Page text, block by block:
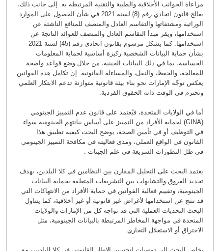
مراعاة الجوانب الأخلاقية والطبية والتقنية المرتبطة به. إلى جانب ذلك،
يعالج قانون اتحادي رقم (8) لسنة 2021 في شأن الحصول على الموارد
الوراثية ومشتقاتها والتقاسم العادل والمنصف للمنافع الناشئة عن
استخدامها، ويقر مبدأ التقاسم العادل والمنصف للعوائد الناتجة عن
استخدامها. كما يشكل مرسوم بقانون اتحادي رقم (45) لسنة 2021
بشأن حماية البيانات الشخصية ركيزة أساسية لحماية المعلومات
الحساسة، بما في ذلك البيانات الجينية، من خلال وضع قواعد واضحة
للمعالجة، والحفظ، والنقل، والمساءلة القانونية. إن تكامل هذه القوانين
يعكس توجّه الإمارات نحو بناء بيئة قانونية متوازنة تدعم الابتكار العلمي
وتحترم في الوقت ذاته الحقوق الفردية.
أما في الولايات المتحدة، فيُعتمد على قانون عدم التمييز الجينومي
(GINA) لحماية الأفراد من التمييز على أساس بيانتهم الجينومية سواء
في التوظيف أو في تأمين الصحة، يوضح البحث كيفية تطبيق هذا
القانون في الواقع العملي، ومدى فعاليته في مكافحة التمييز الجينومي
في ظل التطورات السريعة في علم الجينات .
يعتمد البحث على التحليل المقارن بين النظامين في كلا البلدين، بهدف
تحديد الفروق والتشابهات بين التشريعات المتعلقة بحماية البيانات
الجينومية، وتقييم فعالية القوانين في حماية الأفراد من الانتهاكات التي
قد تنتج عن استخدامها لأغراض غير قانونية أو غير أخلاقية، كما يتناول
البحث التحديات العملية التي قد تواجه كل من الإمارات والولايات
المتحدة في مواجهة المخاطر المرتبطة بالبيانات الجينومية، مثل
الاختراق أو الاستغلال التجاري.